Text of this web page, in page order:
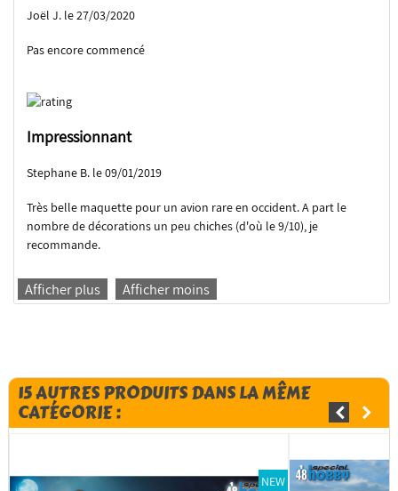
Joël J. le 27/03/2020
Pas encore commencé
Impressionnant
Stephane B. le 09/01/2019
Très belle maquette pour un avion rare en occident. A part le
nombre de décorations un peu chiches (d'où le 9/10), je
recommande.
Afficher plus Afficher moins
15 AUTRES PRODUITS DANS LA MÊME
CATÉGORIE :
NEW